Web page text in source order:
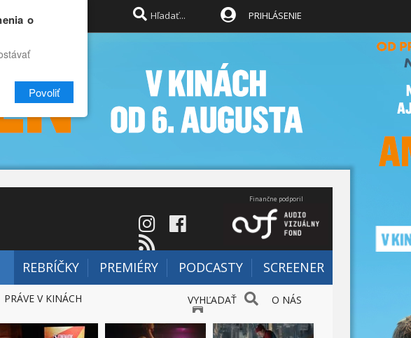
PRIHLÁSENIE
Finančne podporil
REBRÍČKY PREMIÉRY PODCASTY SCREENER
VYHĽADAŤ O NÁS
PRÁVE V KINÁCH
o
Povoliť